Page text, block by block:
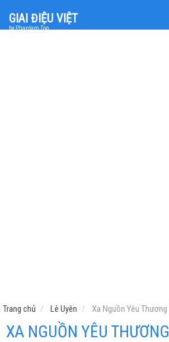
GIAI ĐIỆU VIỆT
by Phantam Top
Trang chủ Lê Uyên Xa Nguồn Yêu Thương
XA NGUỒN YÊU THƯƠNG